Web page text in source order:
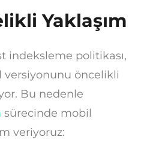
Yaklaşım
indeksleme politikası,
öncelikli
Bu nedenle
sürecinde mobil
veriyoruz: